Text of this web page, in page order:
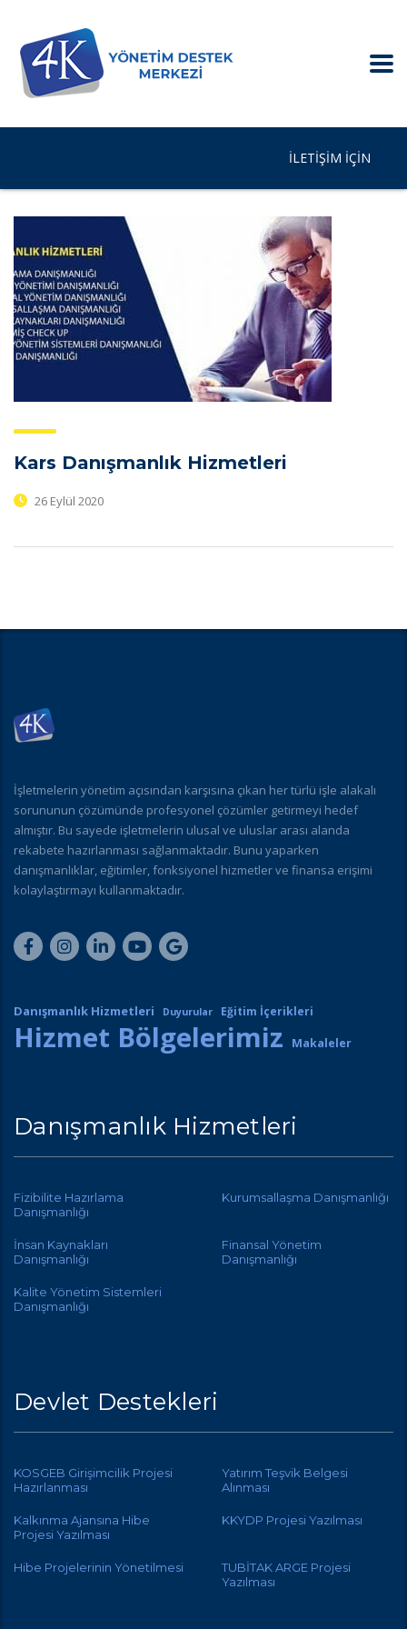
İLETIŞIM IÇIN
Kars Danışmanlık Hizmetleri
26 Eylül 2020
İşletmelerin yönetim açısından karşısına çıkan her türlü işle alakalı
sorununun çözümünde profesyonel çözümler getirmeyi hedef
almıştır. Bu sayede işletmelerin ulusal ve uluslar arası alanda
rekabete hazırlanması sağlanmaktadır. Bunu yaparken
danışmanlıklar, eğitimler, fonksiyonel hizmetler ve finansa erişimi
kolaylaştırmayı kullanmaktadır.
Danışmanlık Hizmetleri Duyurular Eğitim İçerikleri
Hizmet Bölgelerimiz Makaleler
Danışmanlık Hizmetleri
Fizibilite Hazırlama
Danışmanlığı
Kurumsallaşma Danışmanlığı
İnsan Kaynakları
Danışmanlığı
Finansal Yönetim
Danışmanlığı
Kalite Yönetim Sistemleri
Danışmanlığı
Devlet Destekleri
KOSGEB Girişimcilik Projesi
Hazırlanması
Yatırım Teşvik Belgesi
Alınması
Kalkınma Ajansına Hibe
Projesi Yazılması
KKYDP Projesi Yazılması
Hibe Projelerinin Yönetilmesi
TUBİTAK ARGE Projesi
Yazılması